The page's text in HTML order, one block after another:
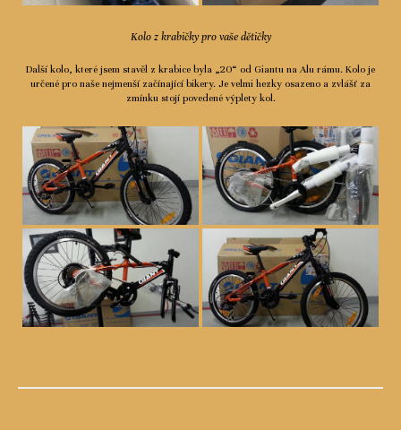
Kolo z krabičky pro vaše dětičky
Další kolo, které jsem stavěl z krabice byla „20“ od Giantu na Alu rámu. Kolo je
určené pro naše nejmenší začínající bikery. Je velmi hezky osazeno a zvlášť za
zmínku stojí povedené výplety kol.